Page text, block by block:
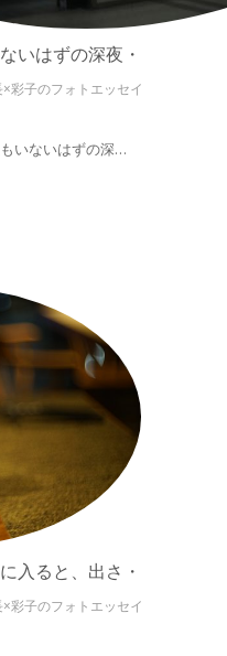
はずの深夜・
彩子のフォトエッセイ
いないはずの深…
ると、出さ・
彩子のフォトエッセイ